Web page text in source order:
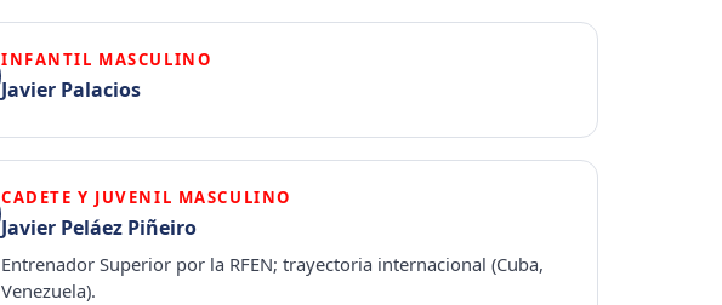
INFANTIL MASCULINO
Javier Palacios
CADETE Y JUVENIL MASCULINO
Javier Peláez Piñeiro
Entrenador Superior por la RFEN; trayectoria internacional (Cuba,
Venezuela).